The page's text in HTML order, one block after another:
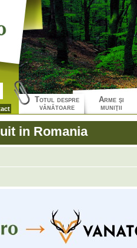
Totul despre
vânătoare
Arme şi
muniţii
in Romania